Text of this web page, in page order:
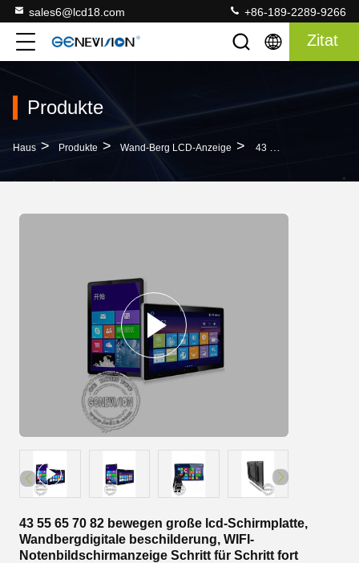
sales6@lcd18.com +86-189-2289-9266
Zitat
Produkte
Haus > Produkte > Wand-Berg LCD-Anzeige > 43 55 65 70 82 Bewegen Große Lcd-Schirmplatte, Wandbergdigitale Beschilderung, WIFI-Notenbildschirmanzeige Schritt Für Schritt Fort
43 55 65 70 82 bewegen große lcd-Schirmplatte,
Wandbergdigitale beschilderung, WIFI-
Notenbildschirmanzeige Schritt für Schritt fort